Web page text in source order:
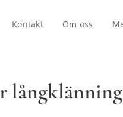
Kontakt Om oss
långklänning